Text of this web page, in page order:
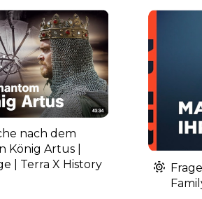
nach dem
König Artus |
| Terra X History